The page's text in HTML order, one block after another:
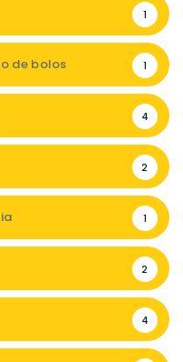
1
de bolos 1
4
2
1
2
4